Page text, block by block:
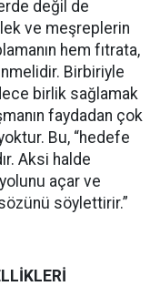
değil de
ve meşreplerin
hem fıtrata,
Birbiriyle
birlik sağlamak
faydadan çok
Bu, “hedefe
Aksi halde
açar ve
söylettirir.”